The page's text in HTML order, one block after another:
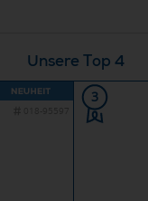
Unsere Top 4
3